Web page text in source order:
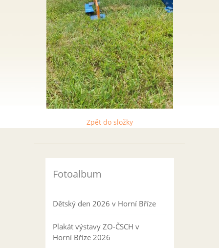
Zpět do složky
Fotoalbum
Dětský den 2026 v Horní Bříze
Plakát výstavy ZO-ČSCH v
Horní Bříze 2026